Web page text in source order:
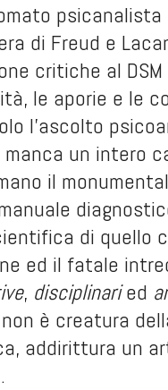
di Freud e
critiche al
le aporie e le
l’ascolto
un intero
il
di quello
ed il fatale
, disciplinaried
è creatura
addirittura un